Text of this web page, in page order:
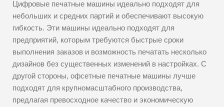
Цифровые печатные машины идеально подходят для
небольших и средних партий и обеспечивают высокую
гибкость. Эти машины идеально подходят для
предприятий, которым требуются быстрые сроки
выполнения заказов и возможность печатать несколько
дизайнов без существенных изменений в настройках. С
другой стороны, офсетные печатные машины лучше
подходят для крупномасштабного производства,
предлагая превосходное качество и экономическую